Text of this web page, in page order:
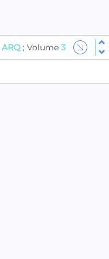
ARQ ; Volume 3